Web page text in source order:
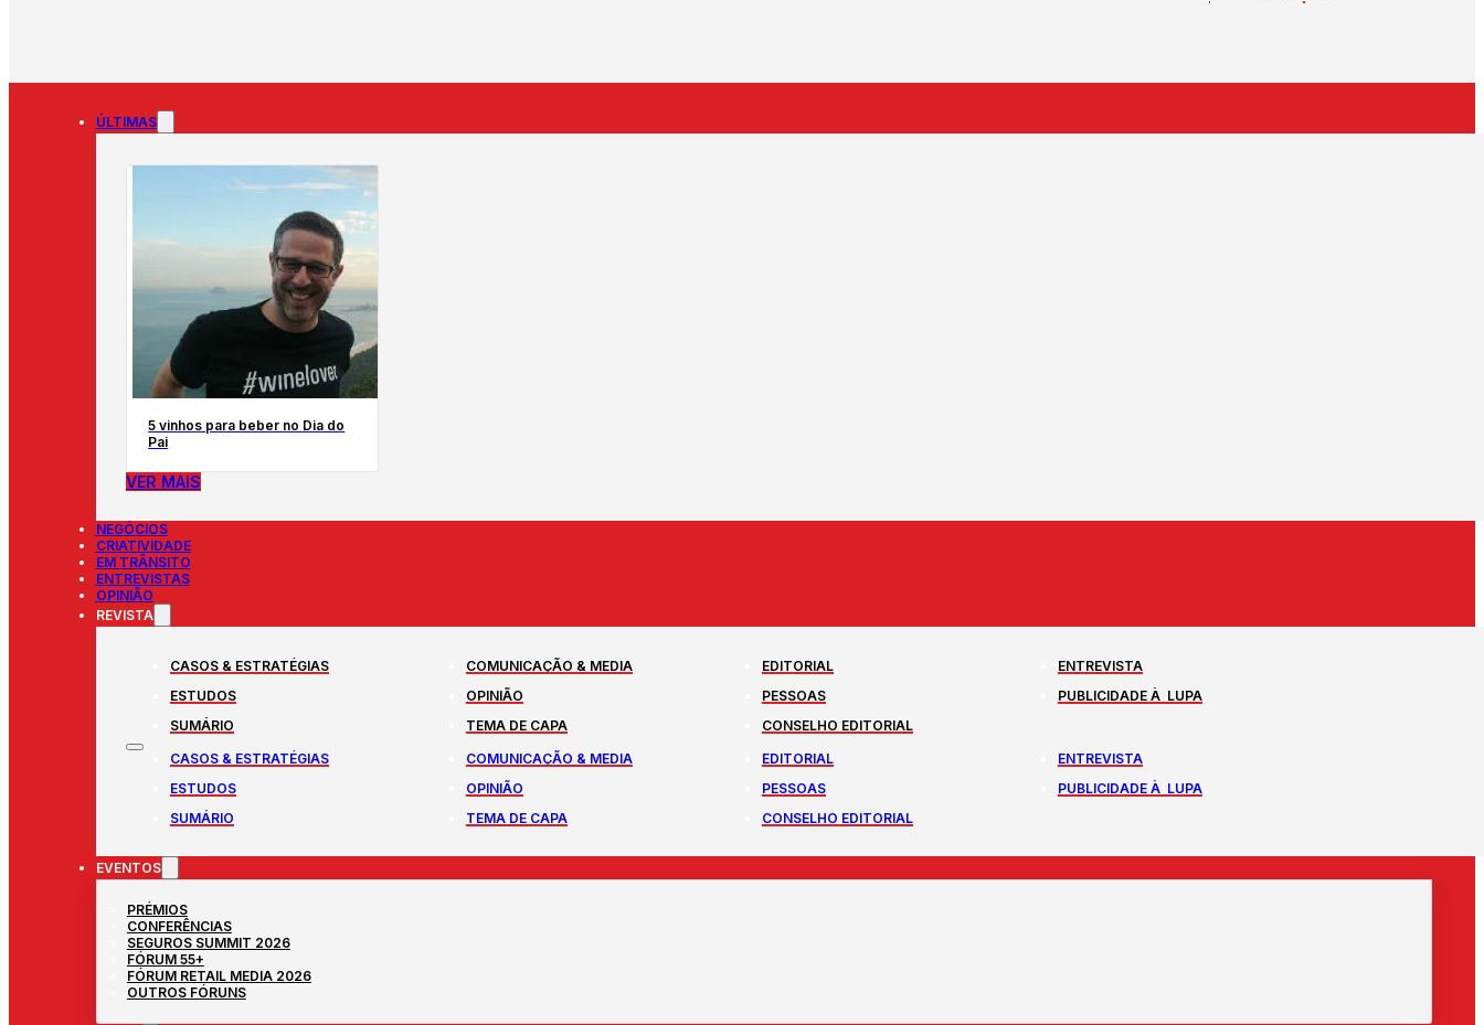
ÚLTIMAS
5 vinhos para beber no Dia do
Pai
VER MAIS
NEGÓCIOS
CRIATIVIDADE
EM TRÂNSITO
ENTREVISTAS
OPINIÃO
REVISTA
CASOS & ESTRATÉGIAS COMUNICAÇÃO & MEDIA EDITORIAL
ENTREVISTA
ESTUDOS
OPINIÃO PESSOAS
PUBLICIDADE À LUPA
SUMÁRIO
TEMA DE CAPA
CONSELHO EDITORIAL
CASOS & ESTRATÉGIAS
COMUNICAÇÃO & MEDIA EDITORIAL
ENTREVISTA
ESTUDOS
OPINIÃO PESSOAS
PUBLICIDADE À LUPA
SUMÁRIO
TEMA DE CAPA CONSELHO EDITORIAL
EVENTOS
PRÉMIOS
CONFERÊNCIAS
SEGUROS SUMMIT 2026
FÓRUM 55+
FÓRUM RETAIL MEDIA 2026
OUTROS FÓRUNS